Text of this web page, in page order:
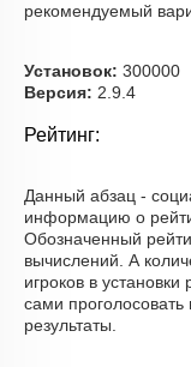
рекомендуемый
Установок: 300000
Версия: 2.9.4
Рейтинг:
Данный абзац -
информацию о
Обозначенный
вычислений. А
игроков в
сами
результаты.